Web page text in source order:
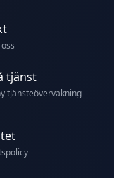
tjänst
tjänsteövervakning